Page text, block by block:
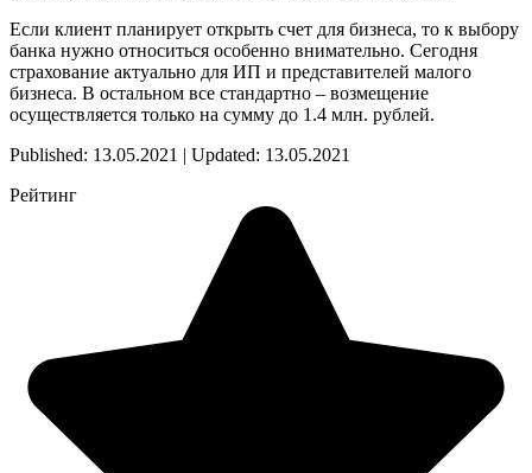
Если клиент планирует открыть счет для бизнеса, то к выбору
банка нужно относиться особенно внимательно. Сегодня
страхование актуально для ИП и представителей малого
бизнеса. В остальном все стандартно – возмещение
осуществляется только на сумму до 1.4 млн. рублей.
Published: 13.05.2021 | Updated: 13.05.2021
Рейтинг